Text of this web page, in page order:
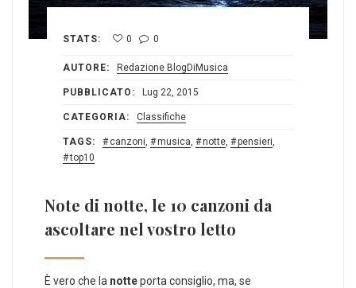
STATS: 0 0
AUTORE: Redazione BlogDiMusica
PUBBLICATO: Lug 22, 2015
CATEGORIA: Classifiche
TAGS: canzoni musica notte pensieri
top10
Note di notte, le 10 canzoni da
ascoltare nel vostro letto
È vero che la notteporta consiglio, ma, se